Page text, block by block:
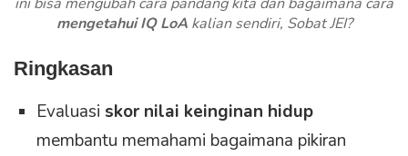
mengetahui IQ LoAkalian sendiri, Sobat JEI?
Ringkasan
Evaluasi skor nilai keinginan hidup
membantu memahami bagaimana pikiran